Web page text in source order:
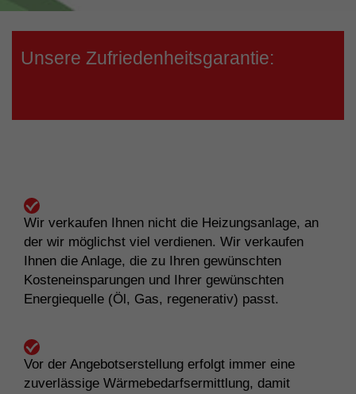
Unsere Zufriedenheitsgarantie:
Wir verkaufen Ihnen nicht die Heizungsanlage, an
der wir möglichst viel verdienen. Wir verkaufen
Ihnen die Anlage, die zu Ihren gewünschten
Kosteneinsparungen und Ihrer gewünschten
Energiequelle (Öl, Gas, regenerativ) passt.
Vor der Angebotserstellung erfolgt immer eine
zuverlässige Wärmebedarfsermittlung, damit